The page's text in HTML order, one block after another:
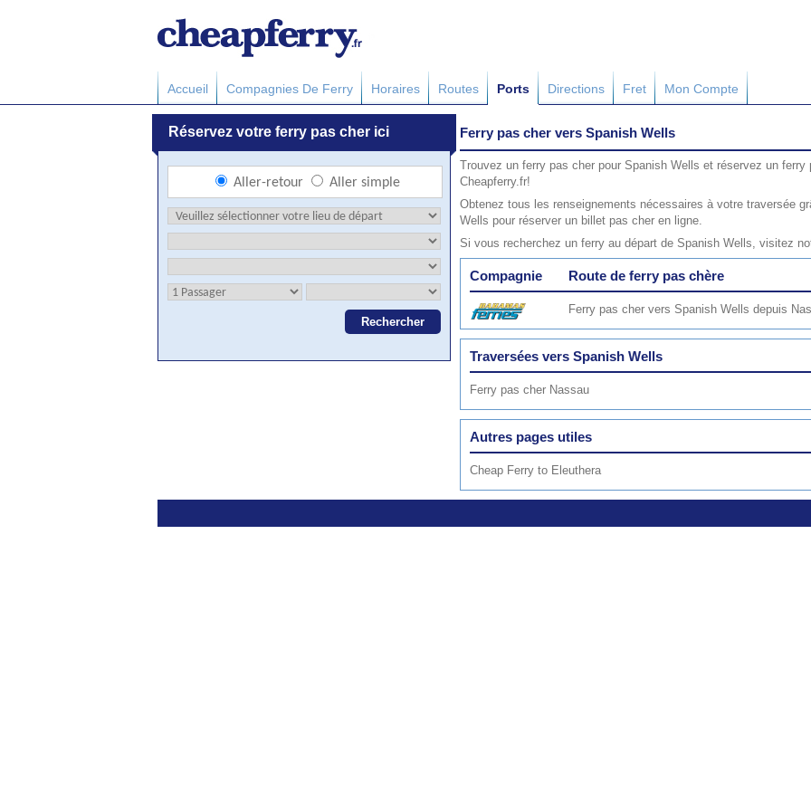
Accueil Compagnies De Ferry Horaires Routes Ports Directions Fret Mon Compte
Ferry pas cher vers Spanish Wells
Trouvez un ferry pas cher pour Spanish Wells et réservez un
Cheapferry.fr!
Obtenez tous les renseignements nécessaires à votre traversée
Wells pour réserver un billet pas cher en ligne.
Si vous recherchez un ferry au départ de Spanish Wells, visitez
Compagnie Route de ferry pas chère
Ferry pas cher vers Spanish Wells depuis
Traversées vers Spanish Wells
Ferry pas cher Nassau
Autres pages utiles
Cheap Ferry to Eleuthera